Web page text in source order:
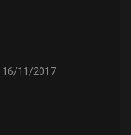
16/11/2017